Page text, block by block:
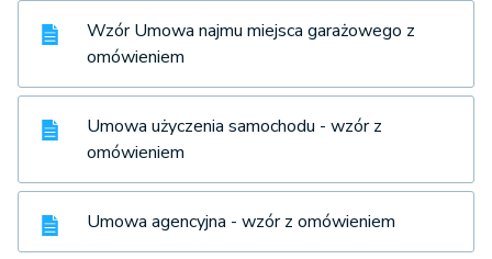
Wzór Umowa najmu miejsca garażowego z
omówieniem
Umowa użyczenia samochodu - wzór z
omówieniem
Umowa agencyjna - wzór z omówieniem